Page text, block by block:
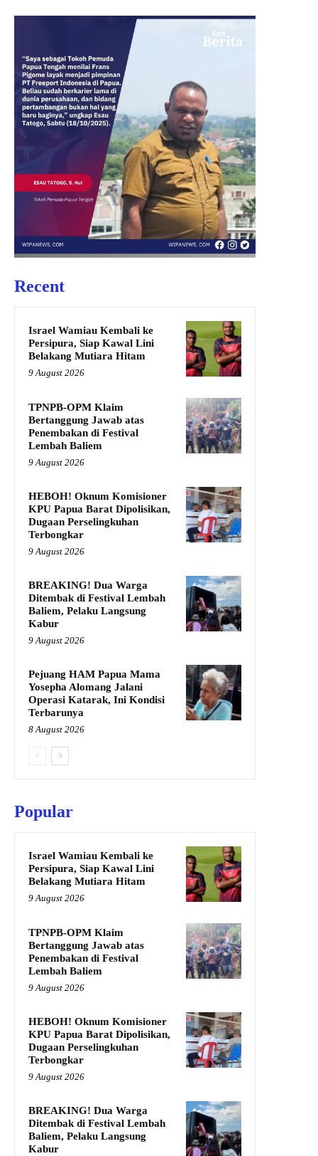
Recent
Israel Wamiau Kembali ke
Persipura, Siap Kawal Lini
Belakang Mutiara Hitam
9 August 2026
TPNPB-OPM Klaim
Bertanggung Jawab atas
Penembakan di Festival
Lembah Baliem
9 August 2026
HEBOH! Oknum Komisioner
KPU Papua Barat Dipolisikan,
Dugaan Perselingkuhan
Terbongkar
9 August 2026
BREAKING! Dua Warga
Ditembak di Festival Lembah
Baliem, Pelaku Langsung
Kabur
9 August 2026
Pejuang HAM Papua Mama
Yosepha Alomang Jalani
Operasi Katarak, Ini Kondisi
Terbarunya
8 August 2026
Popular
Israel Wamiau Kembali ke
Persipura, Siap Kawal Lini
Belakang Mutiara Hitam
9 August 2026
TPNPB-OPM Klaim
Bertanggung Jawab atas
Penembakan di Festival
Lembah Baliem
9 August 2026
HEBOH! Oknum Komisioner
KPU Papua Barat Dipolisikan,
Dugaan Perselingkuhan
Terbongkar
9 August 2026
BREAKING! Dua Warga
Ditembak di Festival Lembah
Baliem, Pelaku Langsung
Kabur